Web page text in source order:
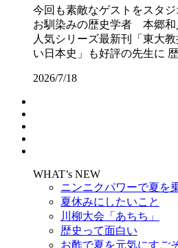
今回も素敵なゲストをスタ
お馴染みの歴史学者 本郷和
人気シリーズ最新刊「東大
い日本史」も好評の先生に
2026/7/18
WHAT’s NEW
ニンニクパワーで夏を
夏休みにしたいこと
川柳大会「あちち」
歴史って面白い
お酢で夏を元気にすご